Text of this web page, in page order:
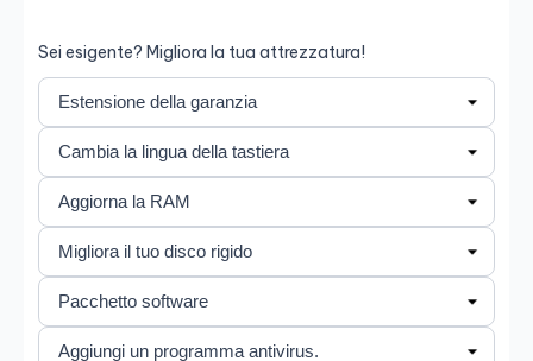
Sei esigente? Migliora la tua attrezzatura!